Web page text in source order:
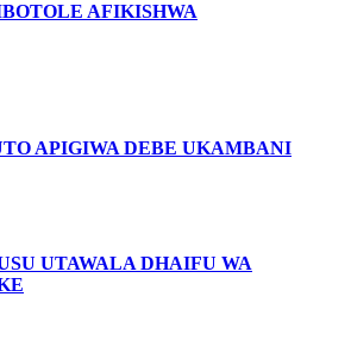
AFIKISHWA
APIGIWA DEBE UKAMBANI
UTAWALA DHAIFU WA